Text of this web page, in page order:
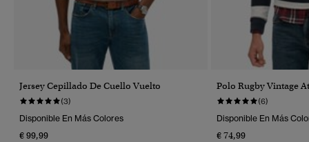
Jersey Cepillado De Cuello Vuelto
(3)
Disponible En Más Colores
€ 99,99
Polo Rugby Vintage
(6)
Disponible En Más
€ 74,99